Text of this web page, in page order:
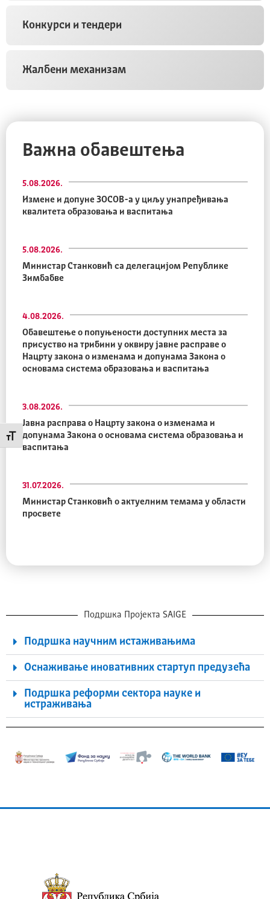
Промени величину слова
Конкурси и тендери
Жалбени механизам
Важна обавештења
Измене и допуне ЗОСОВ-а у циљу унапређивања
квалитета образовања и васпитања
5.08.2026.
Министар Станковић са делегацијом Републике
Зимбабве
5.08.2026.
Обавештење о попуњености доступних места за
присуство на трибини у оквиру јавне расправе о
Нацрту закона о изменама и допунама Закона о
основама система образовања и васпитања
4.08.2026.
Јавна расправа о Нацрту закона о изменама и
допунама Закона о основама система образовања и
васпитања
3.08.2026.
Министар Станковић о актуелним темама у области
просвете
31.07.2026.
Подршка Пројекта SAIGE
Подршка научним истаживањима
Оснаживање иновативних стартуп предузећа
Подршка реформи сектора науке и
истраживања